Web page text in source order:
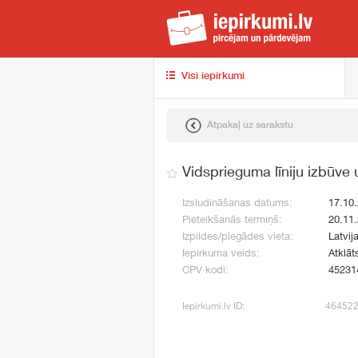
Visi iepirkumi
Atpakaļ uz sarakstu
Vidsprieguma līniju izbūve
Izsludināšanas datums:
Pieteikšanās termiņš:
Izpildes/piegādes vieta:
Latvija
Iepirkuma veids:
CPV kodi:
Iepirkumi.lv ID: